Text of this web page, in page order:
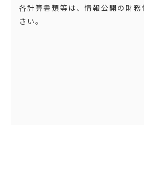
各計算書類等は、情報公開の財
さい。